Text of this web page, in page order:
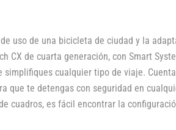
uso de una bicicleta de ciudad y la
de cuarta generación, con Smart
cualquier tipo de viaje.
que te detengas con seguridad en
cuadros, es fácil encontrar la